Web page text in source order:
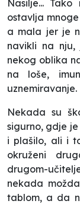
Nasilje...
ostavlja
a mala jer je
navikli na
nekog oblika
na loše,
uznemiravanje.
Nekada su
sigurno, gdje
i plašilo, ali i
okruženi
drugom-
nekada
tablom, a da